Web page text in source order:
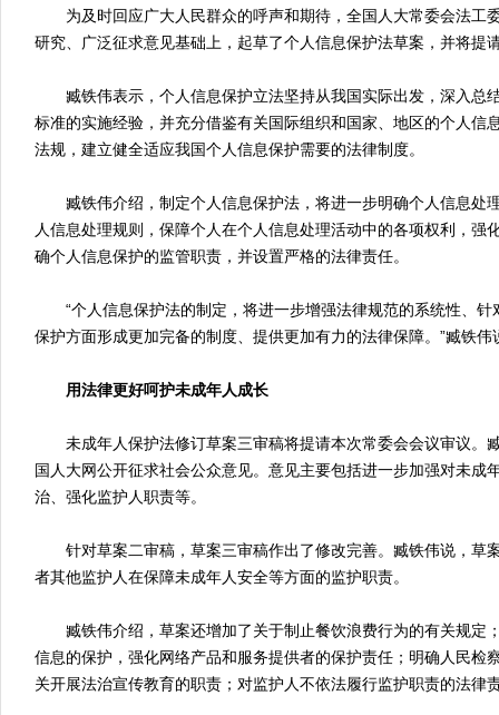
为及时回应广大人民群众的呼声和期待，全国人大常委会法工
研究、广泛征求意见基础上，起草了个人信息保护法草案，并将提
臧铁伟表示，个人信息保护立法坚持从我国实际出发，深入总
标准的实施经验，并充分借鉴有关国际组织和国家、地区的个人信
法规，建立健全适应我国个人信息保护需要的法律制度。
臧铁伟介绍，制定个人信息保护法，将进一步明确个人信息处
人信息处理规则，保障个人在个人信息处理活动中的各项权利，强
确个人信息保护的监管职责，并设置严格的法律责任。
“个人信息保护法的制定，将进一步增强法律规范的系统性、针
保护方面形成更加完备的制度、提供更加有力的法律保障。”臧铁伟
用法律更好呵护未成年人成长
未成年人保护法修订草案三审稿将提请本次常委会会议审议。
国人大网公开征求社会公众意见。意见主要包括进一步加强对未成
治、强化监护人职责等。
针对草案二审稿，草案三审稿作出了修改完善。臧铁伟说，草
者其他监护人在保障未成年人安全等方面的监护职责。
臧铁伟介绍，草案还增加了关于制止餐饮浪费行为的有关规定
信息的保护，强化网络产品和服务提供者的保护责任；明确人民检
关开展法治宣传教育的职责；对监护人不依法履行监护职责的法律